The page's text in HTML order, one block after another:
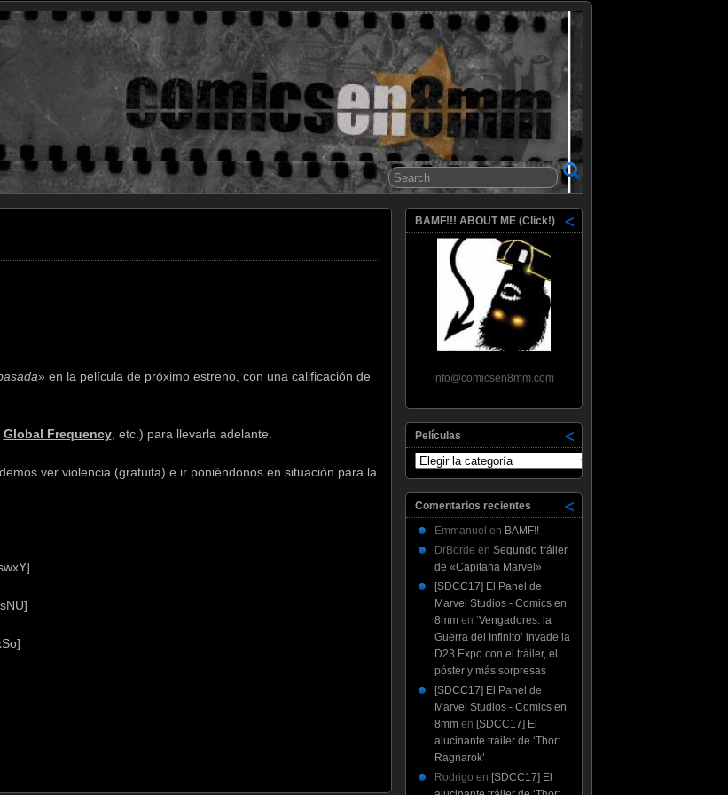
Comics en 8mm
» en la película de próximo estreno, con una calificación de
Global Frequency, etc.) para llevarla adelante.
ver violencia (gratuita) e ir poniéndonos en situación para la
BAMF!!! ABOUT ME (Click!)
info@comicsen8mm.com
Películas
Películas
Comentarios recientes
Emmanuel en BAMF!!
DrBorde en Segundo tráiler
de «Capitana Marvel»
[SDCC17] El Panel de
Marvel Studios - Comics en
8mmen ‘Vengadores: la
Guerra del Infinito’ invade la
D23 Expo con el tráiler, el
póster y más sorpresas
[SDCC17] El Panel de
Marvel Studios - Comics en
8mmen [SDCC17] El
alucinante tráiler de ‘Thor:
Ragnarok’
Rodrigo en [SDCC17] El